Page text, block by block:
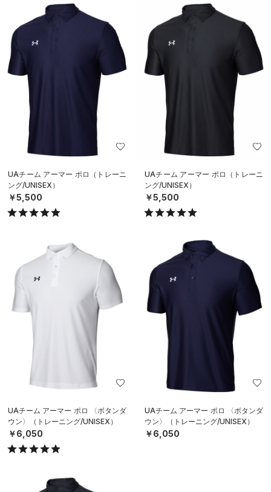
UAチーム アーマー ポロ（トレーニ
ング/UNISEX）
￥5,500
UAチーム アーマー ポロ（トレーニ
ング/UNISEX）
￥5,500
UAチーム アーマー ポロ 〈ボタンダ
ウン〉（トレーニング/UNISEX）
￥6,050
UAチーム アーマー ポロ 〈ボタンダ
ウン〉（トレーニング/UNISEX）
￥6,050